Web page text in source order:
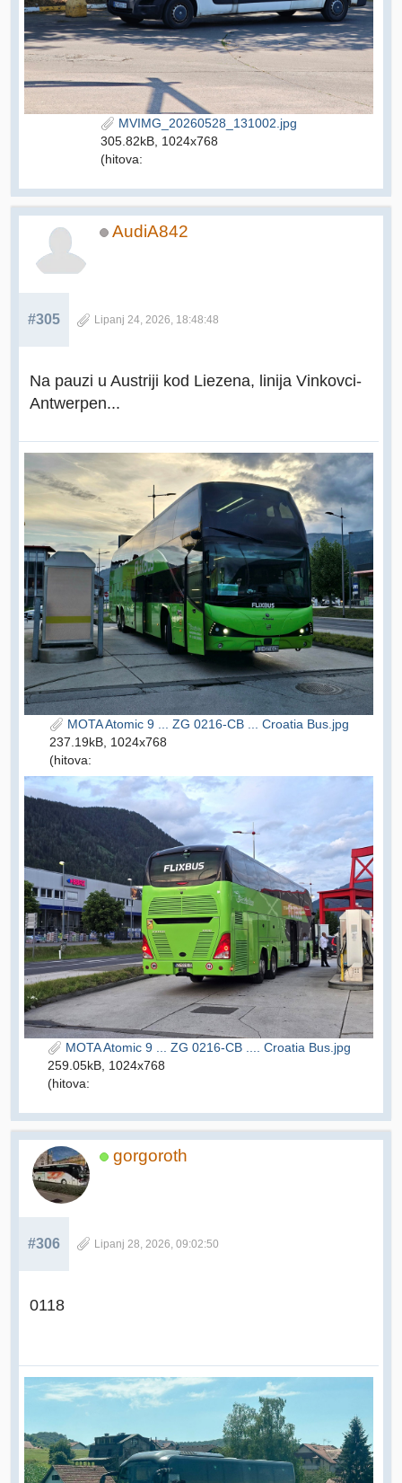
MVIMG_20260528_131002.jpg
305.82kB, 1024x768
(hitova:
AudiA842
#305 Lipanj 24, 2026, 18:48:48
Na pauzi u Austriji kod Liezena, linija Vinkovci-
Antwerpen...
MOTA Atomic 9 ... ZG 0216-CB ... Croatia Bus.jpg
237.19kB, 1024x768
(hitova:
MOTA Atomic 9 ... ZG 0216-CB .... Croatia Bus.jpg
259.05kB, 1024x768
(hitova:
gorgoroth
#306 Lipanj 28, 2026, 09:02:50
0118